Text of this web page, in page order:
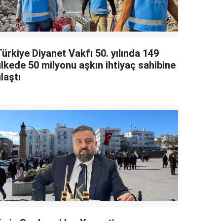
Diyanet Vakfı 50. yılında 149
50 milyonu aşkın ihtiyaç sahibine